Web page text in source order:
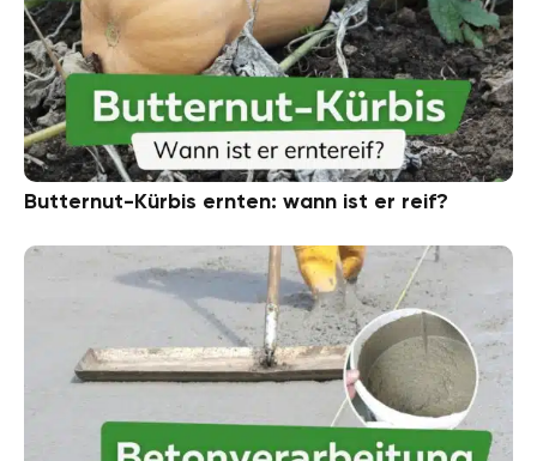
Butternut-Kürbis ernten: wann ist er reif?